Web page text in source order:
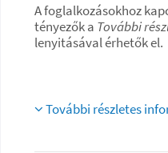
A foglalkozásokhoz
tényezők a További
lenyitásával érhetők el.
További részletes